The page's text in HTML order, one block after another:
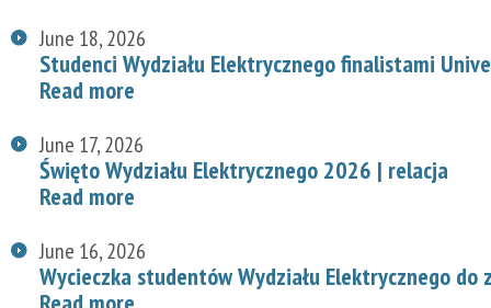
June 18, 2026
Studenci Wydziału Elektrycznego finalistami
Read more
June 17, 2026
Święto Wydziału Elektrycznego 2026 | relacja
Read more
June 16, 2026
Wycieczka studentów Wydziału Elektrycznego